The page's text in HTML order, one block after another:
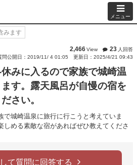
メニュー
みます
2,466View 23 人回答
問公開日：2019/11/ 4 01:05
更新日：2025/4/21 09:43
みに入るので家族で城崎温
す。露天風呂が自慢の宿を
さい。
で城崎温泉に旅行に行こうと考えていま
しめる素敵な宿があればぜひ教えてくださ
て質問に回答する